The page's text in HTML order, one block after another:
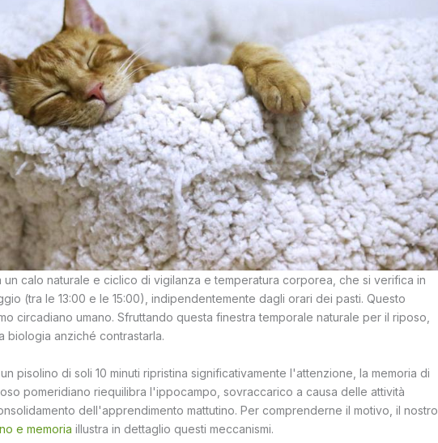
calo naturale e ciclico di vigilanza e temperatura corporea, che si verifica in
(tra le 13:00 e le 15:00), indipendentemente dagli orari dei pasti. Questo
circadiano umano. Sfruttando questa finestra temporale naturale per il riposo,
biologia anziché contrastarla.
pisolino di soli 10 minuti ripristina significativamente l'attenzione, la memoria di
pomeridiano riequilibra l'ippocampo, sovraccarico a causa delle attività
dell'apprendimento mattutino. Per comprenderne il motivo, il nostro
e memoria illustra in dettaglio questi meccanismi.